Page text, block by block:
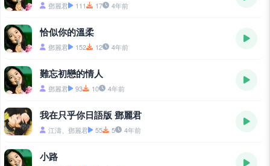
鄧麗君 111 17 4年前
恰似你的溫柔
鄧麗君 152 12 4年前
難忘初戀的情人
鄧麗君 93 10 4年前
我在只乎你日語版 鄧麗君
江濤、鄧麗君 55 5 4年前
小路